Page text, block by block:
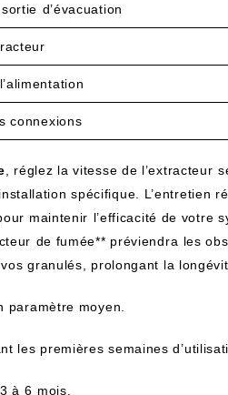
d’évacuation
connexions
, réglez la vitesse de l’extracteur
​spécifique. L’entretien
maintenir ⁤l’efficacité de votre
⁤de fumée** préviendra ⁢les
granulés, prolongant la
paramètre moyen.
‌les ‌premières semaines
à⁣ 6‌ mois.